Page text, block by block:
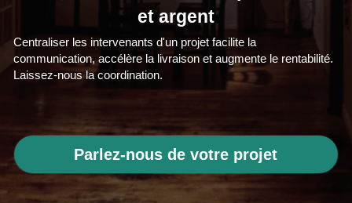
et argent
Centraliser les intervenants d'un projet facilite la
communication, accélère la livraison et augmente le rentabilité.
Laissez-nous la coordination.
Parlez-nous de votre projet